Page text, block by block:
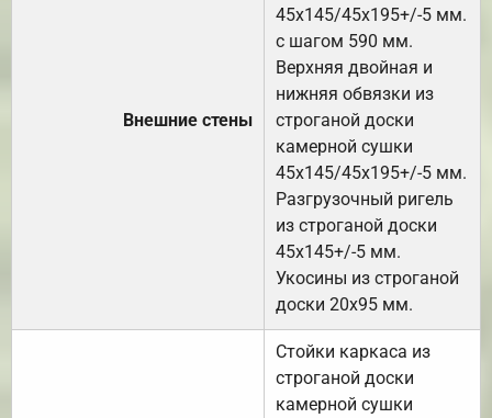
Внешние стены
45х145/45х195+/-5 мм.
с шагом 590 мм.
Верхняя двойная и
нижняя обвязки из
строганой доски
камерной сушки
45х145/45х195+/-5 мм.
Разгрузочный ригель
из строганой доски
45х145+/-5 мм.
Укосины из строганой
доски 20х95 мм.
Стойки каркаса из
строганой доски
камерной сушки